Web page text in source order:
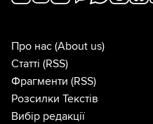
Про нас (About us)
Статті (RSS)
Фрагменти (RSS)
Розсилки Текстів
Вибір редакції